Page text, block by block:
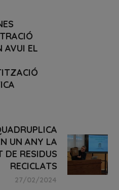
AVUI EL
UN ANY LA
DE RESIDUS
RECICLATS
27/02/2024